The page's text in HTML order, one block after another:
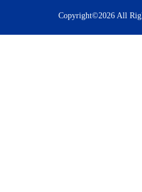
Copyright©2026 All